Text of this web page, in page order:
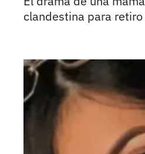
clandestina para